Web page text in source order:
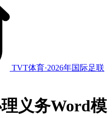
TVT体育·2026年国际足联
义务Word模